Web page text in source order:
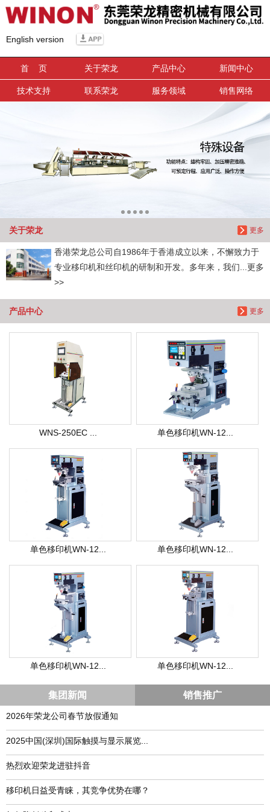
English version
首 页 关于荣龙 产品中心 新闻中心
技术支持 联系荣龙 服务领域 销售网络
更多
关于荣龙
香港荣龙总公司自1986年于香港成立以来，不懈致力于
专业移印机和丝印机的研制和开发。多年来，我们...更多
>>
更多
产品中心
WNS-250EC ... 单色移印机WN-12...
单色移印机WN-12... 单色移印机WN-12...
单色移印机WN-12... 单色移印机WN-12...
集团新闻 销售推广
2026年荣龙公司春节放假通知
​2025中国(深圳)国际触摸与显示展览...
热烈欢迎荣龙进驻抖音
移印机日益受青睐，其竞争优势在哪？
信息搜索
搜索